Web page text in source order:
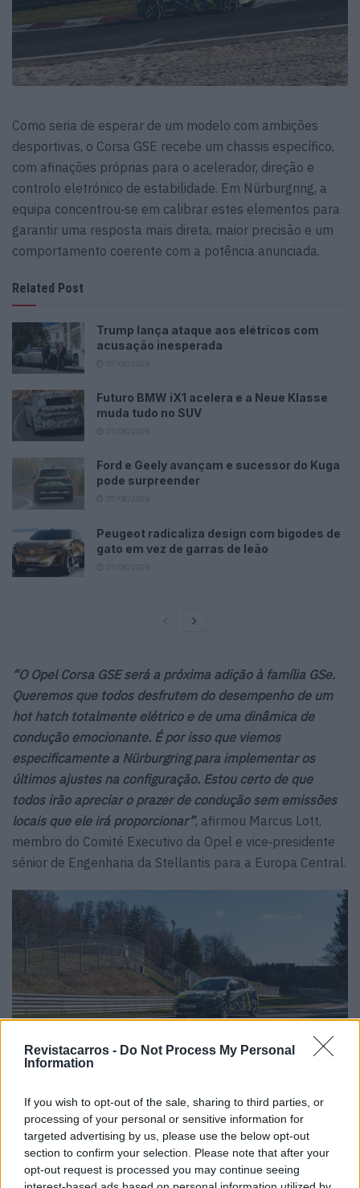
Revistacarros - Do Not Process My Personal
Information
If you wish to opt-out of the sale, sharing to third parties, or
processing of your personal or sensitive information for
targeted advertising by us, please use the below opt-out
section to confirm your selection. Please note that after your
opt-out request is processed you may continue seeing
Como seria de esperar de um modelo com ambições
desportivas, o Corsa GSE recebe um chassis específico,
com afinações próprias para o acelerador, direção e
controlo eletrónico de estabilidade. Em Nürburgring, a
equipa concentrou‑se em calibrar estes elementos para
garantir uma resposta mais direta, maior precisão e um
comportamento coerente com a potência anunciada.
Related Post
Trump lança ataque aos elétricos com
acusação inesperada
Futuro BMW iX1 acelera e a Neue Klasse
muda tudo no SUV
Ford e Geely avançam e sucessor do Kuga
pode surpreender
Peugeot radicaliza design com bigodes de
gato em vez de garras de leão
“O Opel Corsa GSE será a próxima adição à família GSe.
Queremos que todos desfrutem do desempenho de um
hot hatch totalmente elétrico e de uma dinâmica de
condução emocionante. É por isso que viemos
especificamente a Nürburgring para implementar os
últimos ajustes na configuração. Estou certo de que
todos irão apreciar o prazer de condução sem emissões
locais que ele irá proporcionar”, afirmou Marcus Lott,
membro do Comité Executivo da Opel e vice‑presidente
sénior de Engenharia da Stellantis para a Europa Central.
Recorde‑se que a variante elétrica de alta performance
do bestseller da Opel fará a sua estreia oficial no Salão